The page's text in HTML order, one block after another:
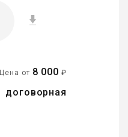
Цена от 8 000 ₽
договорная